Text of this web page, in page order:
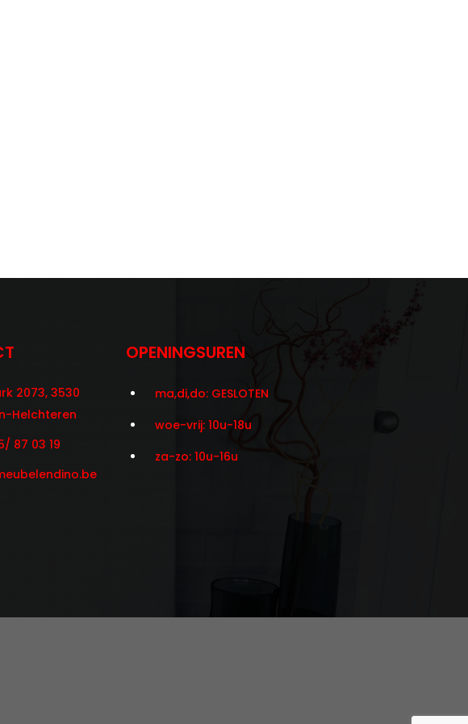
2073, 3530
Helchteren
87 03 19
OPENINGSUREN
ma,di,do: GESLOTEN
woe-vrij: 10u-18u
za-zo: 10u-16u